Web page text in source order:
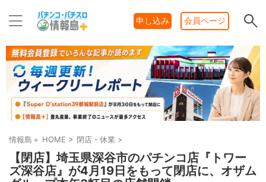
申し込み 会員ページ
情報島＋ HOME > 閉店・休業 >
【閉店】埼玉県深谷市のパチンコ店『トワー
ズ深谷店』が4月19日をもって閉店に、オザム